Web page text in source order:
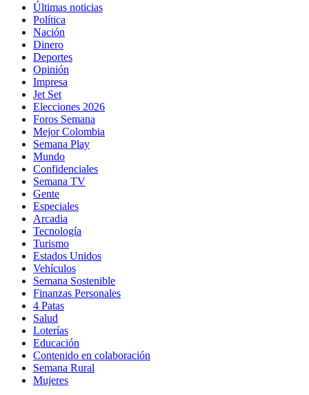
Últimas noticias
Política
Nación
Dinero
Deportes
Opinión
Impresa
Jet Set
Elecciones 2026
Foros Semana
Mejor Colombia
Semana Play
Mundo
Confidenciales
Semana TV
Gente
Especiales
Arcadia
Tecnología
Turismo
Estados Unidos
Vehículos
Semana Sostenible
Finanzas Personales
4 Patas
Salud
Loterías
Educación
Contenido en colaboración
Semana Rural
Mujeres